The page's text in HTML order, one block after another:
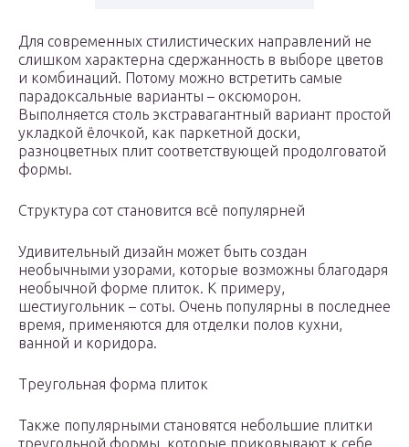
Для современных стилистических направлений не
слишком характерна сдержанность в выборе цветов
и комбинаций. Потому можно встретить самые
парадоксальные варианты – оксюморон.
Выполняется столь экстравагантный вариант простой
укладкой ёлочкой, как паркетной доски,
разноцветных плит соответствующей продолговатой
формы.
Структура сот становится всё популярней
Удивительный дизайн может быть создан
необычными узорами, которые возможны благодаря
необычной форме плиток. К примеру,
шестиугольник – соты. Очень популярны в последнее
время, применяются для отделки полов кухни,
ванной и коридора.
Треугольная форма плиток
Также популярными становятся небольшие плитки
треугольной формы, которые приковывают к себе